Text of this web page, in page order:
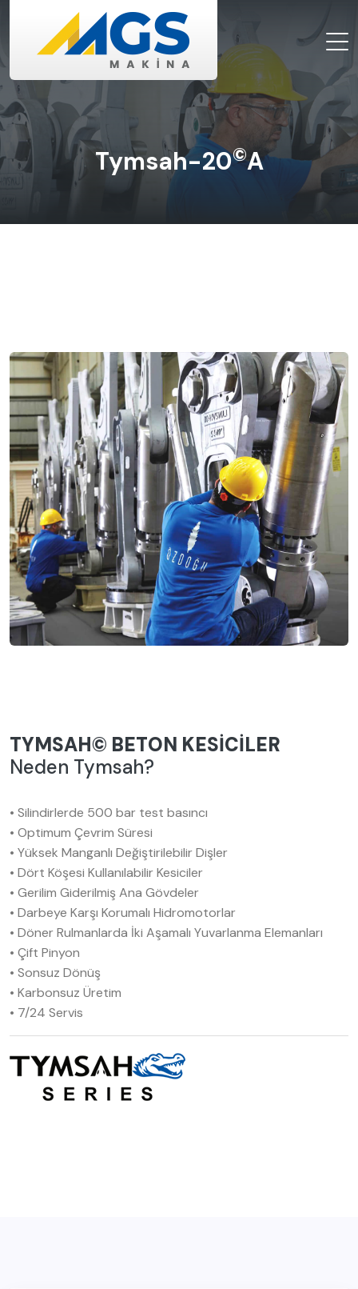
Tymsah-20©A
TYMSAH© BETON KESİCİLER
Neden Tymsah?
• Silindirlerde 500 bar test basıncı
• Optimum Çevrim Süresi
• Yüksek Manganlı Değiştirilebilir Dişler
• Dört Köşesi Kullanılabilir Kesiciler
• Gerilim Giderilmiş Ana Gövdeler
• Darbeye Karşı Korumalı Hidromotorlar
• Döner Rulmanlarda İki Aşamalı Yuvarlanma Elemanları
• Çift Pinyon
• Sonsuz Dönüş
• Karbonsuz Üretim
• 7/24 Servis